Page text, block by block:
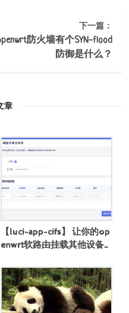
下一篇：
防火墙有个SYN-flood
防御是什么？
章
【luci-app-cifs】 让你的op
enwrt软路由挂载其他设备
件夹